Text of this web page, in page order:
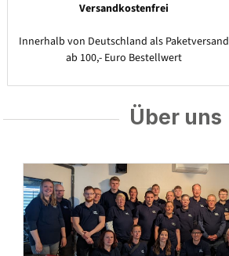
Versandkostenfrei
Innerhalb von Deutschland als Paketversand
ab 100,- Euro Bestellwert
Über uns